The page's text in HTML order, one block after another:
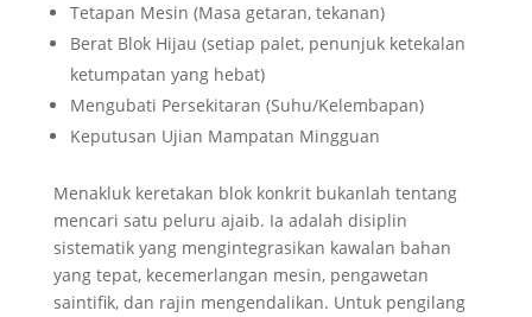
Tetapan Mesin (Masa getaran, tekanan)
Berat Blok Hijau (setiap palet, penunjuk ketekalan
ketumpatan yang hebat)
Mengubati Persekitaran (Suhu/Kelembapan)
Keputusan Ujian Mampatan Mingguan
Menakluk keretakan blok konkrit bukanlah tentang
mencari satu peluru ajaib. Ia adalah disiplin
sistematik yang mengintegrasikan kawalan bahan
yang tepat, kecemerlangan mesin, pengawetan
saintifik, dan rajin mengendalikan. Untuk pengilang